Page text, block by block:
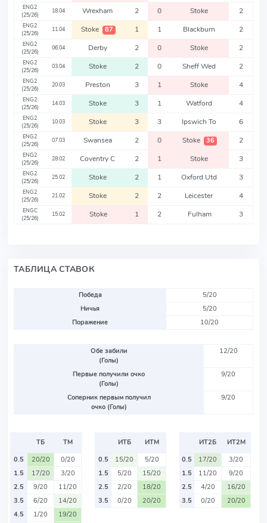
ENG2
(25/26)
18.04 Wrexham 2 0 Stoke 2
ENG2
(25/26)
11.04 Stoke 87 1 1 Blackburn 2
ENG2
(25/26)
06.04 Derby 2 0 Stoke 2
ENG2
(25/26)
03.04 Stoke 2 0 Sheff Wed 2
ENG2
(25/26)
20.03 Preston 3 1 Stoke 4
ENG2
(25/26)
14.03 Stoke 3 1 Watford 4
ENG2
(25/26)
10.03 Stoke 3 3 Ipswich To 6
ENG2
(25/26)
07.03 Swansea 2 0 Stoke 36 2
ENG2
(25/26)
28.02 Coventry C 2 1 Stoke 3
ENG2
(25/26)
25.02 Stoke 2 1 Oxford Utd 3
ENG2
(25/26)
21.02 Stoke 2 2 Leicester 4
ENGC
(25/26)
15.02 Stoke 1 2 Fulham 3
ТАБЛИЦА СТАВОК
Победа
5/20
Ничья
5/20
Поражение
10/20
Обе забили
(Голы)
12/20
Первые получили очко
(Голы)
9/20
Соперник первым получил
очко (Голы)
9/20
ТБ
ТМ
0.5
20/20
0/20
1.5
17/20
3/20
2.5
9/20
11/20
3.5
6/20
14/20
4.5
1/20
19/20
ИТБ
ИТМ
0.5
15/20
5/20
1.5
5/20
15/20
2.5
2/20
18/20
3.5
0/20 20/20
ИТ2Б
ИТ2М
0.5
17/20
3/20
1.5
11/20
9/20
2.5
4/20
16/20
3.5
0/20 20/20